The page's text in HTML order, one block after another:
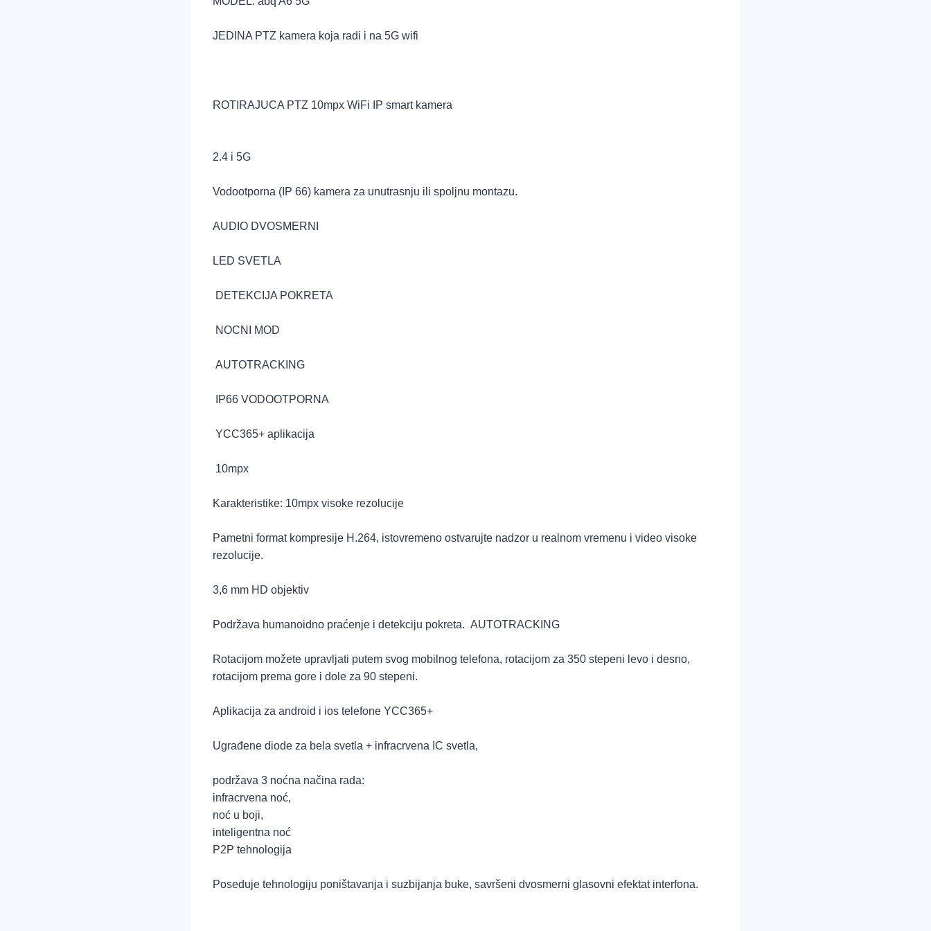
JEDINA PTZ kamera koja radi i na 5G wifi
ROTIRAJUCA PTZ 10mpx WiFi IP smart kamera
2.4 i 5G
Vodootporna (IP 66) kamera za unutrasnju ili spoljnu montazu.
AUDIO DVOSMERNI
LED SVETLA
DETEKCIJA POKRETA
NOCNI MOD
AUTOTRACKING
IP66 VODOOTPORNA
YCC365+ aplikacija
10mpx
Karakteristike: 10mpx visoke rezolucije
Pametni format kompresije H.264, istovremeno ostvarujte nadzor u realnom vremenu i video visoke
rezolucije.
3,6 mm HD objektiv
Podržava humanoidno praćenje i detekciju pokreta. AUTOTRACKING
Rotacijom možete upravljati putem svog mobilnog telefona, rotacijom za 350 stepeni levo i desno,
rotacijom prema gore i dole za 90 stepeni.
Aplikacija za android i ios telefone YCC365+
Ugrađene diode za bela svetla + infracrvena IC svetla,
podržava 3 noćna načina rada:
infracrvena noć,
noć u boji,
inteligentna noć
P2P tehnologija
Poseduje tehnologiju poništavanja i suzbijanja buke, savršeni dvosmerni glasovni efektat interfona.